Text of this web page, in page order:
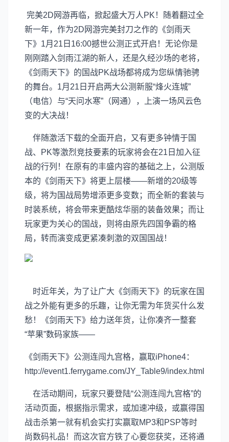
完美2D网游再临，掀起盛大万人PK！随着翻过全
新一年，作为2D网游完美封刀之作的《剑雨天
下》1月21日16:00撼世公测正式开启！无论你是
刚刚踏入剑雨江湖的新人，还是久经沙场的老将，
《剑雨天下》的国战PK战场都将成为您纵情驰骋
的舞台。1月21日开启两大公测新服“烽火连城”
（电信）与“天问水寒”（网通），上演一场风云色
变的大决战！
伴随激活下载的全面开启，又有更多钟情于国
战、PK等激烈竞技要素的玩家将会在21日加入征
战的行列！在原有的丰盛内容的基础之上，公测版
本的《剑雨天下》将更上层楼——新增的20级等
级，将为国战局势增添更多变数；而全新的套装与
时装系统，将会带来更酷炫华丽的装备效果；而让
玩家更为关心的国战，则将由原先四国争霸的格
局，转而演变成更紧凑刺激的双国国战！
时近年关，为了让广大《剑雨天下》的玩家在国
战之外能有更多的乐趣，让你无需为年货买什么发
愁！《剑雨天下》给力送年货，让你凑齐一整套
“苹果”数码家族——
《剑雨天下》公测连闯九宫格，赢取iPhone4：
http://event1.ferrygame.com/JY_Table9/index.html
在活动期间，玩家只要登陆“公测连闯九宫格”的
活动页面，根据指示需求，或加速冲级，或赢得国
战击杀第一就有机会实打实赢取MP3和PSP等时
尚数码礼品！而这次官方铁了心要您获奖，还将通